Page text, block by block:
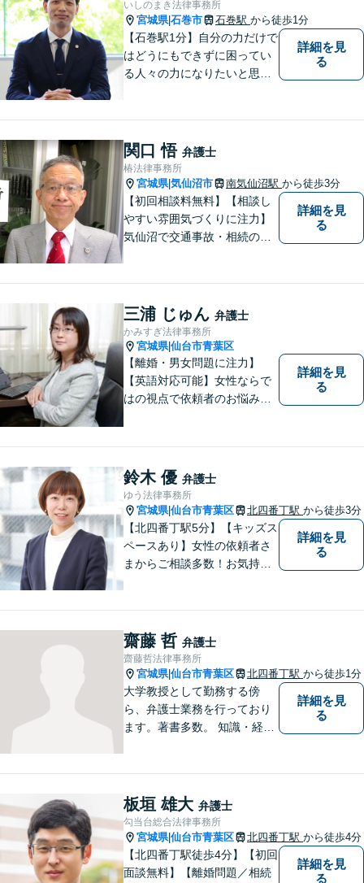
いしのまき法律事務所
宮城県|石巻市 石巻駅 から徒歩1分
【石巻駅1分】自分の力だけで
はどうにもできずに困ってい
る人々の力になりたいと思い
決ができるよう、サポートい
たします。ぜひ一度ご相談く
ださい。
詳細を見
る
関口 悟 弁護士
椿法律事務所
宮城県|気仙沼市 南気仙沼駅 から徒歩3分
【初回相談料無料】【相談し
やすい雰囲気づくりに注力】
気仙沼で交通事故・相続のこ
婚・刑事事件のご相談にも対
応します。【南気仙沼駅3分】
詳細を見
る
三浦 じゅん 弁護士
かみすぎ法律事務所
宮城県|仙台市青葉区
【離婚・男女問題に注力】
【英語対応可能】女性ならで
はの視点で依頼者のお悩みに
男女問題やセクハラ事件など
のお困り事がございました
ら、お気軽にご相談くださ
い。
詳細を見
る
鈴木 優 弁護士
ゆう法律事務所
宮城県|仙台市青葉区 北四番丁駅 から徒歩3分
【北四番丁駅5分】【キッズス
ペースあり】女性の依頼者さ
まからご相談多数！お気持ち
料請求／親権・養育費【労働
問題】マタハラなど女性特有
のトラブルに迅速に対応【初
回相談無料】
詳細を見
る
齋藤 哲 弁護士
齋藤哲法律事務所
宮城県|仙台市青葉区 北四番丁駅 から徒歩1分
大学教授として勤務する傍
ら、弁護士業務を行っており
ます。著書多数。 知識・経験
詳細を見
る
板垣 雄大 弁護士
勾当台総合法律事務所
宮城県|仙台市青葉区 北四番丁駅 から徒歩4分
【北四番丁駅徒歩4分】【初回
面談無料】【離婚問題／相続
詳細を見
る